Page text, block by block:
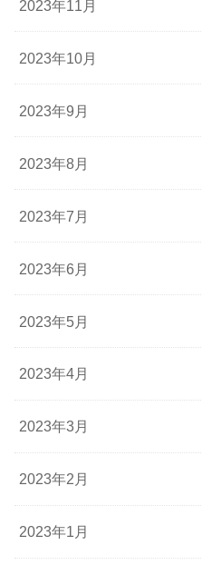
2023年11月
2023年10月
2023年9月
2023年8月
2023年7月
2023年6月
2023年5月
2023年4月
2023年3月
2023年2月
2023年1月